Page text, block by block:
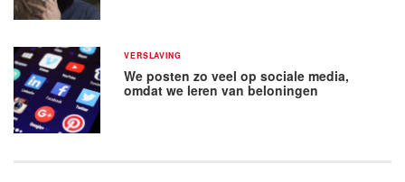
VERSLAVING
We posten zo veel op sociale media,
omdat we leren van beloningen